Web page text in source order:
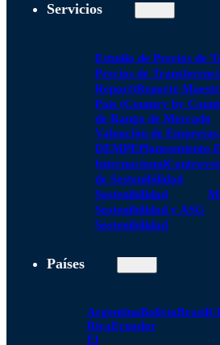
Servicios
Estudio de Precios de
Precios de
Report)Reporte
País (Country by
de Rango de Mercado
Valuación de
DEMPEPlaneamiento
Internacional
de Sostenibilidad
Sostenibilidad
Sostenibilidad y ASG
Sostenibilidad
Países
ArgentinaBoliviaBrasil
RicaEcuador
El